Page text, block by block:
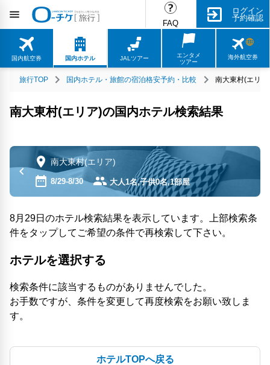
FAQ
ログイン
予約確認
国内航空券 国内ホテル JALツアー
エンタメ
ツアー
海外航空券
旅行TOP 国内ホテル・旅館の宿泊格安予約・比較 南大東村(エリ
南大東村(エリア)の国内ホテル検索結果
南大東村(エリア)
8/29-8/30 大人1名,子供0名,1部屋
8月29日のホテル検索結果を表示しています。上部検索条
件をタップしてご希望の条件で再検索して下さい。
ホテルを選択する
検索条件に該当するものがありませんでした。
お手数ですが、条件を変更して再度検索をお願い致しま
す。
ホテルTOPへ戻る